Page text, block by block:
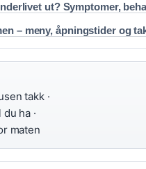
ut? Symptomer,
– meny, åpningstider og
takk ·
ha ·
maten